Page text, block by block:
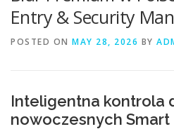
SMART DOM AI –
Entry & Security
POSTED ON MAY 28, 2026 BY
Inteligentna kontrola
nowoczesnych Smart